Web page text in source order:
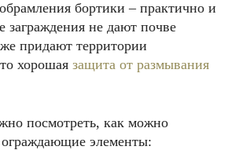
бортики – практично и
заграждения не дают почве
придают территории
хорошая защита от размывания
посмотреть, как можно
элементы: